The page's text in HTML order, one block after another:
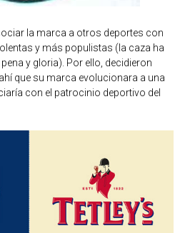
la marca a otros deportes con
y más populistas (la caza ha
y gloria). Por ello, decidieron
que su marca evolucionara a una
con el patrocinio deportivo del